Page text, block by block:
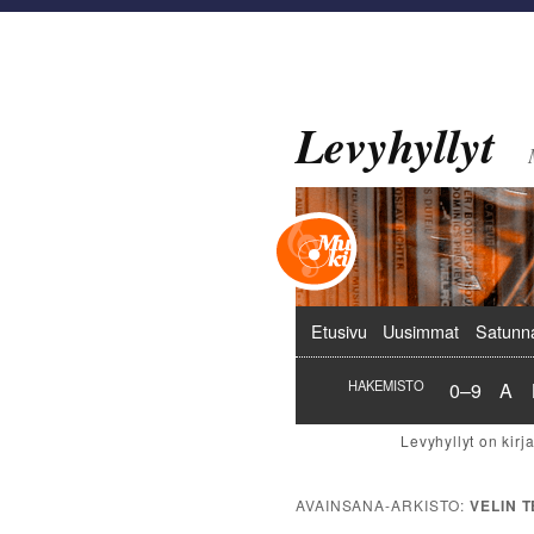
Levyhyllyt
Päävalikko
Etusivu Uusimmat
HAKEMISTO 0–9 A
AVAINSANA-ARKISTO:VELIN